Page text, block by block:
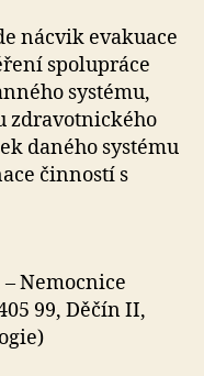
nácvik evakuace
spolupráce
systému,
zdravotnického
daného systému
činností s
Nemocnice
99, Děčín II,